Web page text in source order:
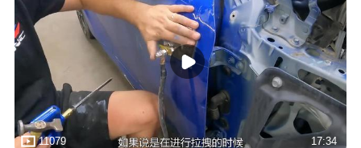
11079 17:34